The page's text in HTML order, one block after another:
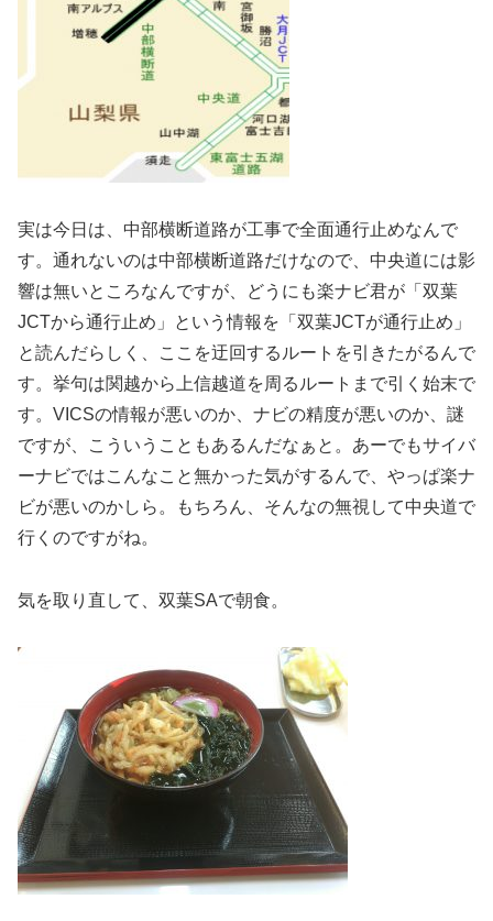
実は今日は、中部横断道路が工事で全面通行止めなんで
す。通れないのは中部横断道路だけなので、中央道には影
響は無いところなんですが、どうにも楽ナビ君が「双葉
JCTから通行止め」という情報を「双葉JCTが通行止め」
と読んだらしく、ここを迂回するルートを引きたがるんで
す。挙句は関越から上信越道を周るルートまで引く始末で
す。VICSの情報が悪いのか、ナビの精度が悪いのか、謎
ですが、こういうこともあるんだなぁと。あーでもサイバ
ーナビではこんなこと無かった気がするんで、やっぱ楽ナ
ビが悪いのかしら。もちろん、そんなの無視して中央道で
行くのですがね。
気を取り直して、双葉SAで朝食。